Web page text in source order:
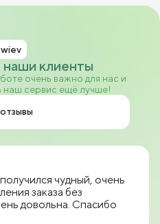
наши клиенты
очень важно для нас и
наш сервис ещё лучше!
чудный, очень
заказа без
довольна. Спасибо